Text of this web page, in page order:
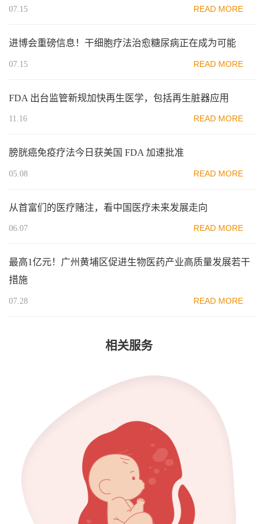
07.15 READ MORE
进博会重磅信息！干细胞疗法治愈糖尿病正在成为可能
07.15 READ MORE
FDA 出台监管新规加快再生医学，包括再生脏器应用
11.16 READ MORE
膀胱癌免疫疗法今日获美国 FDA 加速批准
05.08 READ MORE
从首富们的医疗赌注，看中国医疗未来发展走向
06.07 READ MORE
最高1亿元！广州黄埔区促进生物医药产业高质量发展若干
措施
07.28 READ MORE
相关服务